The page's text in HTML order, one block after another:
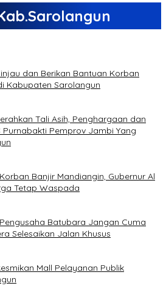
dan Berikan Bantuan Korban
Kabupaten Sarolangun
Tali Asih, Penghargaan dan
Purnabakti Pemprov Jambi Yang
Banjir Mandiangin, Gubernur Al
Tetap Waspada
Batubara Jangan Cuma
Selesaikan Jalan Khusus
Mall Pelayanan Publik